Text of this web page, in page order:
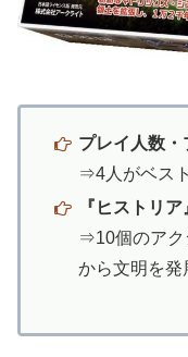
プレイ人数・
⇒4人がベス
『ヒストリ
⇒10個のアク
から文明を発